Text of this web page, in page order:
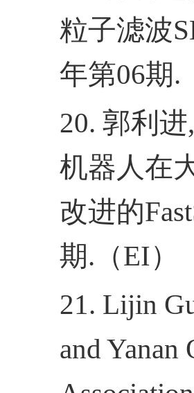
粒子滤波
年第06期.
20. 郭利进,
机器人在
改进的
期. （EI）
21. Lijin
and Yanan